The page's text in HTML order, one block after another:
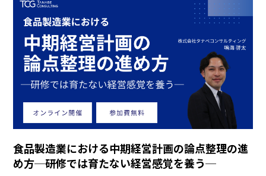
食品製造業における中期経営計画の論点整理の進
め方─研修では育たない経営感覚を養う─